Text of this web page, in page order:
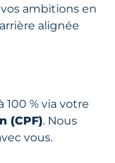
ambitions en
alignée
% via votre
(CPF). Nous
vous.